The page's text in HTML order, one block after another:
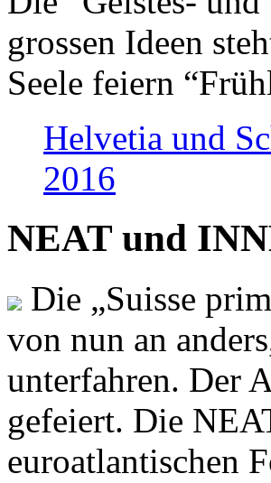
grossen Ideen
Seele feiern
Helvetia und
2016
NEAT und
Die „Suisse
von nun an
unterfahren. Der
gefeiert. Die
euroatlantischen